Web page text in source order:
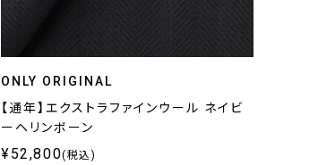
ONLY ORIGINAL
【通年】エクストラファインウール ネイビ
ーヘリンボーン
¥52,800(税込)